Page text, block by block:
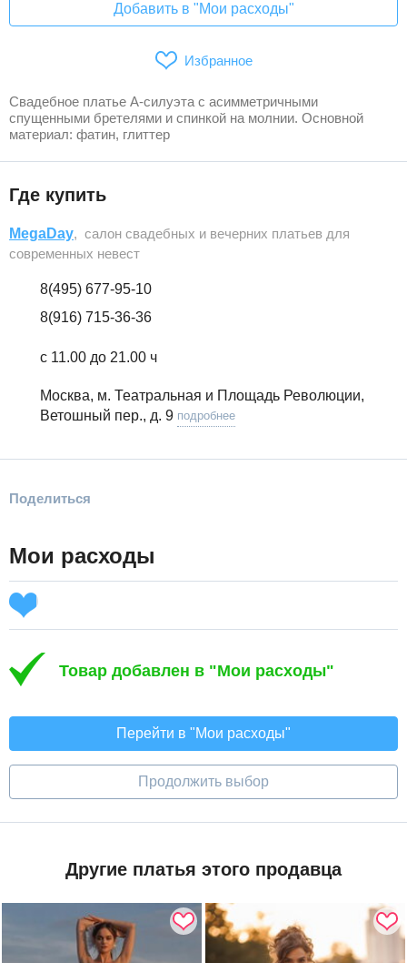
Добавить в "Мои расходы"
Избранное
Свадебное платье А-силуэта с асимметричными
спущенными бретелями и спинкой на молнии. Основной
материал: фатин, глиттер
Где купить
MegaDay, салон свадебных и вечерних платьев для
современных невест
8(495) 677-95-10
8(916) 715-36-36
с 11.00 до 21.00 ч
Москва, м. Театральная и Площадь Революции,
Ветошный пер., д. 9 подробнее
Поделиться
Мои расходы
Товар добавлен в "Мои расходы"
Перейти в "Мои расходы"
Продолжить выбор
Другие платья этого продавца